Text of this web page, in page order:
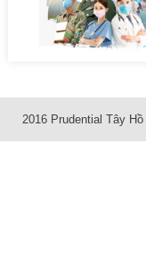
2016 Prudential Tây Hồ